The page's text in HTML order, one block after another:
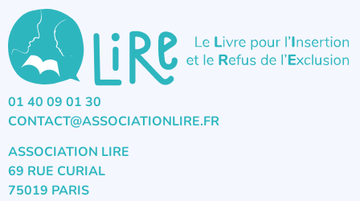
01 40 09 01 30
CONTACT@ASSOCIATIONLIRE.FR
ASSOCIATION LIRE
69 RUE CURIAL
75019 PARIS